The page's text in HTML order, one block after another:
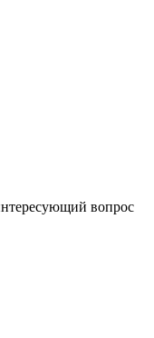
вопрос